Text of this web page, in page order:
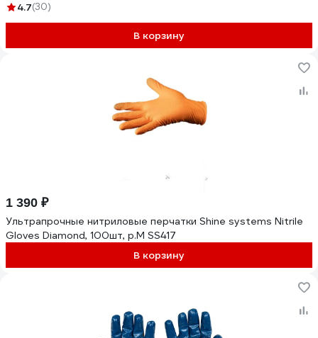
4.7(30)
В корзину
1 390 ₽
Ультрапрочные нитриловые перчатки Shine systems Nitrile
Gloves Diamond, 100шт, р.M SS417
В корзину